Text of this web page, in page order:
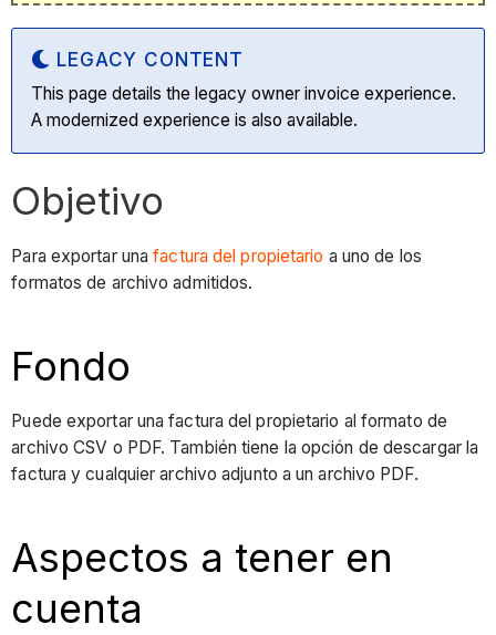
LEGACY CONTENT
This page details the legacy owner invoice experience.
A modernized experience is also available.
Objetivo
Para exportar unafactura del propietario a uno de los
formatos de archivo admitidos.
Fondo
Puede exportar una factura del propietario al formato de
archivo CSV o PDF. También tiene la opción de descargar la
factura y cualquier archivo adjunto a un archivo PDF.
Aspectos a tener en
cuenta